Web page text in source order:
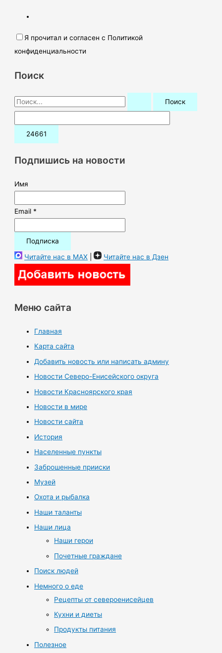
Я прочитал и согласен с Политикой
конфиденциальности
Поиск
П
о
и
:Подпишись на новости
Имя
Email *
Читайте нас в MAX | Читайте нас в Дзен
Меню сайта
Главная
Карта сайта
Добавить новость или написать админу
Новости Северо-Енисейского округа
Новости Красноярского края
Новости в мире
Новости сайта
История
Населенные пункты
Заброшенные прииски
Музей
Охота и рыбалка
Наши таланты
Наши лица
Наши герои
Почетные граждане
Поиск людей
Немного о еде
Рецепты от североенисейцев
Кухни и диеты
Продукты питания
Полезное